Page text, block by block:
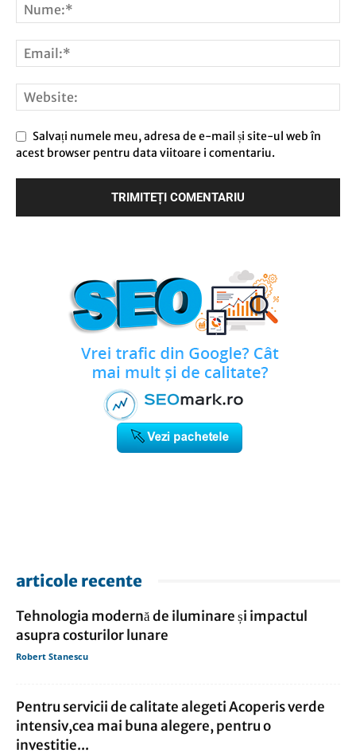
Salvați numele meu, adresa de e-mail și site-ul web în
acest browser pentru data viitoare i comentariu.
articole recente
Tehnologia modernă de iluminare și impactul
asupra costurilor lunare
Robert Stanescu
Pentru servicii de calitate alegeti Acoperis verde
intensiv,cea mai buna alegere, pentru o
investitie...